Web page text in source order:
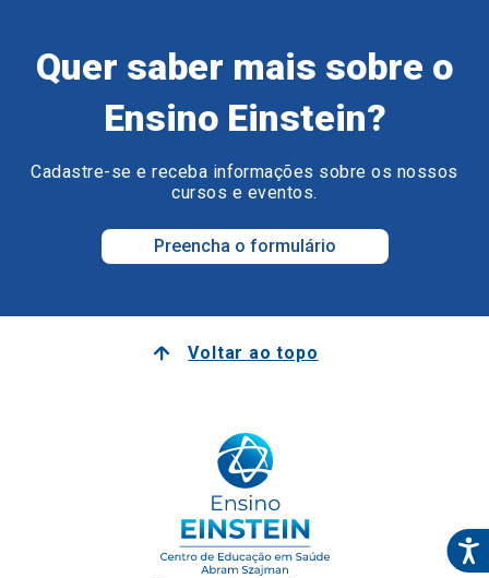
Quer saber mais sobre o
Ensino Einstein?
Cadastre-se e receba informações sobre os nossos
cursos e eventos.
Preencha o formulário
Voltar ao topo